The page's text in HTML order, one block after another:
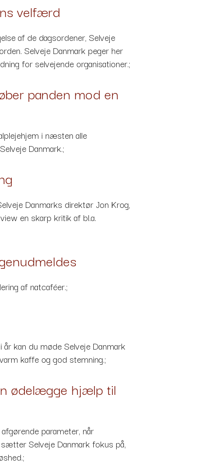
velfærd
af de dagsordener, Selveje
Selveje Danmark peger her
for selvejende organisationer.;
panden mod en
i næsten alle
Danmark.;
Danmarks direktør Jon Krog,
en skarp kritik af bl.a.
af natcaféer.;
kan du møde Selveje Danmark
kaffe og god stemning.;
ødelægge hjælp til
parameter, når
Selveje Danmark fokus på,